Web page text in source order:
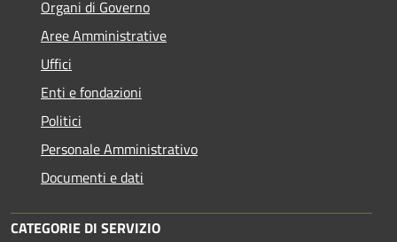
Organi di Governo
Aree Amministrative
Uffici
Enti e fondazioni
Politici
Personale Amministrativo
Documenti e dati
CATEGORIE DI SERVIZIO